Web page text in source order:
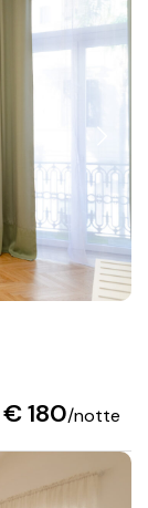
€ 180/notte